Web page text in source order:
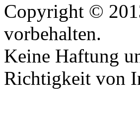
Copyright ©
vorbehalten.
Keine Haftung
Richtigkeit von